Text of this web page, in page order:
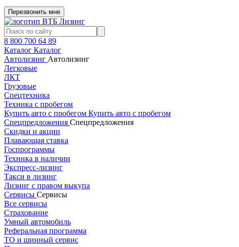
Перезвонить мне
8 800 700 64 89
Каталог Каталог
Автолизинг Автолизинг
Легковые
ЛКТ
Грузовые
Спецтехника
Техника с пробегом
Купить авто с пробегом Купить авто с пробегом
Спецпредложения Спецпредложения
Скидки и акции
Плавающая ставка
Госпрограммы
Техника в наличии
Экспресс-лизинг
Такси в лизинг
Лизинг с правом выкупа
Сервисы Сервисы
Все сервисы
Страхование
Умный автомобиль
Реферальная программа
ТО и шинный сервис